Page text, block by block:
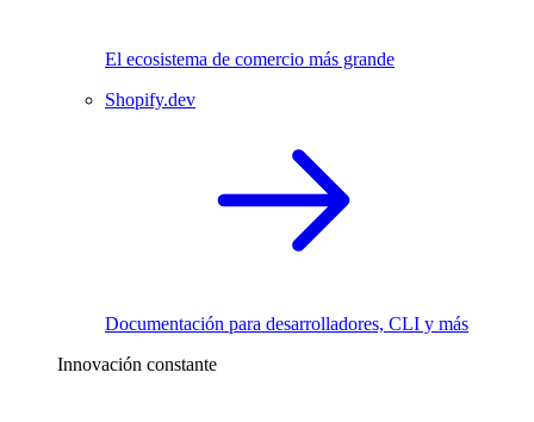
El ecosistema de comercio más grande
Shopify.dev
Documentación para desarrolladores, CLI y más
Innovación constante